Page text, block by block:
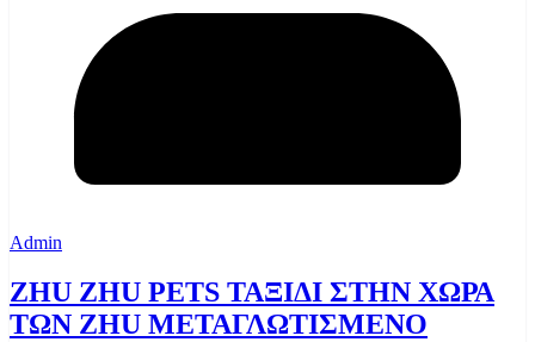
Admin
ZHU ZHU PETS ΤΑΞΙΔΙ ΣΤΗΝ ΧΩΡΑ
ΤΩΝ ZHU ΜΕΤΑΓΛΩΤΙΣΜΕΝΟ